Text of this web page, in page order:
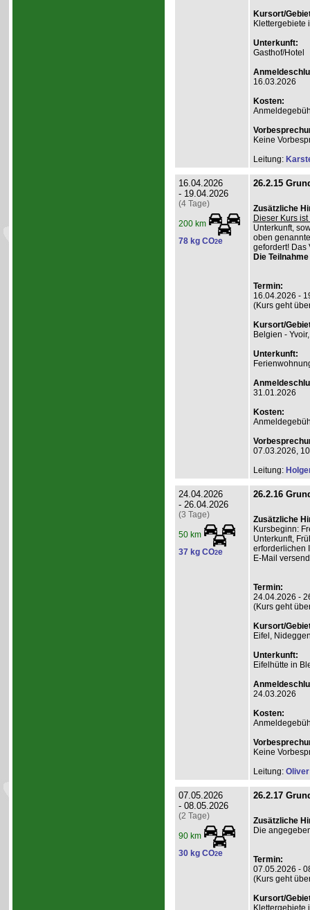
Kursort/
Klettergebiete
Unterkunft:
Gasthof/Hotel
16.03.2026
Kosten:
Keine
Leitung:
16.04.2026
- 19.04.2026
(4 Tage)
200 km
78 kg CO2e
26.2.15
Zusätzliche
Dieser Kurs ist
Unterkunft,
oben
gefordert! Das
Die
Termin:
16.04.2026 -
(Kurs geht
Kursort/
Belgien -
Unterkunft:
31.01.2026
Kosten:
07.03.2026,
Leitung:
24.04.2026
- 26.04.2026
(3 Tage)
50 km
37 kg CO2e
26.2.16
Zusätzliche
Kursbeginn:
Unterkunft,
erforderlichen
E-Mail
Termin:
24.04.2026 -
(Kurs geht
Kursort/
Eifel,
Unterkunft:
Eifelhütte in
24.03.2026
Kosten:
Keine
Leitung:
07.05.2026
- 08.05.2026
(2 Tage)
90 km
30 kg CO2e
26.2.17
Zusätzliche
Die
Termin:
07.05.2026 -
(Kurs geht
Kursort/
Klettergebiete